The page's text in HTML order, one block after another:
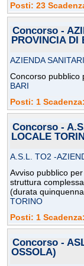
Posti: 23
Concorso -
PROVINCIA DI
AZIENDA
Concorso pubblico
BARI
Posti: 1
Concorso -
LOCALE
A.S.L. TO2 -
Avviso pubblico
struttura
(durata
TORINO
Posti: 1
Concorso -
OSSOLA)